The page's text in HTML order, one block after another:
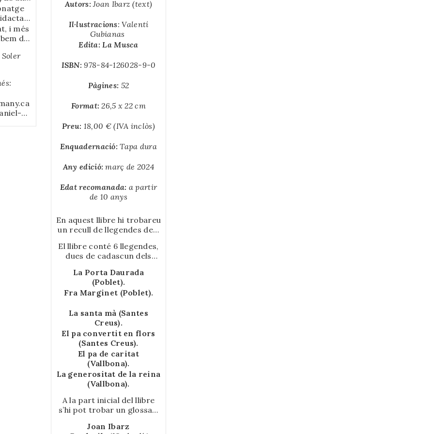
i
de
per les
de la
en
que
de dir
Escola
joves
un
les
i més
de
els
fires i
Autors:Joan Ibarz (text)
Il·lustracions: Valentí
Gubianas
Edita: La Musca
ISBN: 978-84-126028-9-0
Pàgines: 52
Format: 26,5 x 22 cm
Preu: 18,00 € (IVA inclòs)
Enquadernació: Tapa dura
Any edició:març de 2024
Edat recomanada: a partir
de 10 anys
En aquest llibre hi trobareu
un recull de llegendes dels
Poblet, Santes Creus i
Vallbona. Aquestes
llegendes ens apropen al
nostre passat, ja que la
majoria van sorgir a l’edat
mitjana. Hi apareixen
escenes de la societat de
l’època i de la vida
monacal, així com la
relació que hi va haver
entre aquests monestirs i
diferents reis i reines de la
Corona d’Aragó.
El llibre conté 6 llegendes,
dues de cadascun dels
La Porta Daurada
(Poblet).
Fra Marginet (Poblet).
La santa mà (Santes
Creus).
El pa convertit en flors
(Santes Creus).
El pa de caritat
(Vallbona).
La generositat de la reina
(Vallbona).
A la part inicial del llibre
s’hi pot trobar un glossari
ajudarà el lector a
Joan Ibarz